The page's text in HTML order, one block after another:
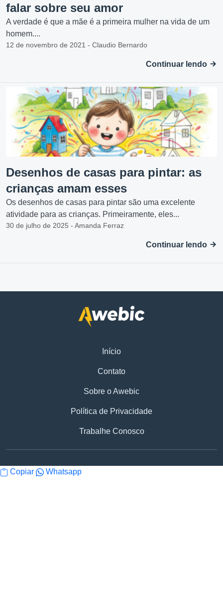
falar sobre seu amor
A verdade é que a mãe é a primeira mulher na vida de um
homem....
12 de novembro de 2021 - Claudio Bernardo
Continuar lendo
Desenhos de casas para pintar: as
crianças amam esses
Os desenhos de casas para pintar são uma excelente
atividade para as crianças. Primeiramente, eles...
30 de julho de 2025 - Amanda Ferraz
Continuar lendo
Início
Contato
Sobre o Awebic
Política de Privacidade
Trabalhe Conosco
Copiar Whatsapp